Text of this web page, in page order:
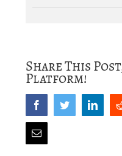
Share This
Platform!
FacebookTwitter
Email